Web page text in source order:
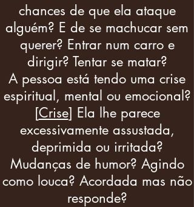
chances de que ela ataque
alguém? E de se machucar sem
querer? Entrar num carro e
dirigir? Tentar se matar?
A pessoa está tendo uma crise
espiritual, mental ou emocional?
[Crise] Ela lhe parece
excessivamente assustada,
deprimida ou irritada?
Mudanças de humor? Agindo
como louca? Acordada mas não
responde?